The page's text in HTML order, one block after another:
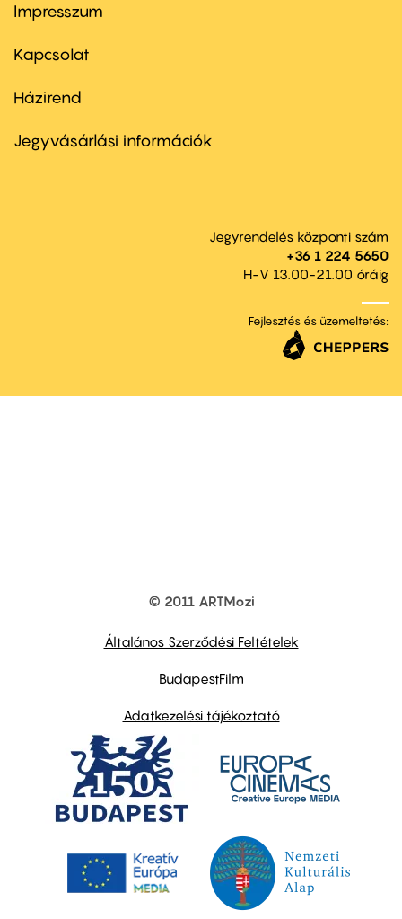
Footer
first
Impresszum
Kapcsolat
Footer
second
Házirend
Jegyvásárlási információk
Jegyrendelés központi szám
+36 1 224 5650
H-V 13.00-21.00 óráig
Fejlesztés és üzemeltetés:
© 2011 ARTMozi
Általános Szerződési Feltételek
BudapestFilm
Adatkezelési tájékoztató